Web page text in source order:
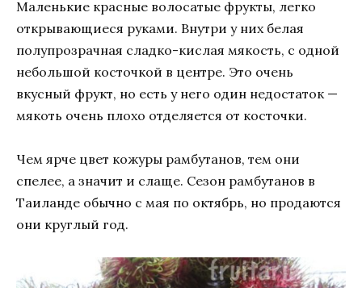
Маленькие красные волосатые фрукты, легко
открывающиеся руками. Внутри у них белая
полупрозрачная сладко-кислая мякость, с одной
небольшой косточкой в центре. Это очень
вкусный фрукт, но есть у него один недостаток —
мякоть очень плохо отделяется от косточки.
Чем ярче цвет кожуры рамбутанов, тем они
спелее, а значит и слаще. Сезон рамбутанов в
Таиланде обычно с мая по октябрь, но продаются
они круглый год.